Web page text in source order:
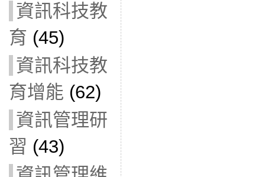
資訊科技教
育 (45)
資訊科技教
育增能 (62)
資訊管理研
習 (43)